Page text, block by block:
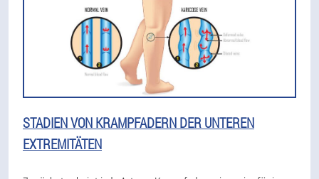
STADIEN VON KRAMPFADERN DER UNTEREN
EXTREMITÄTEN